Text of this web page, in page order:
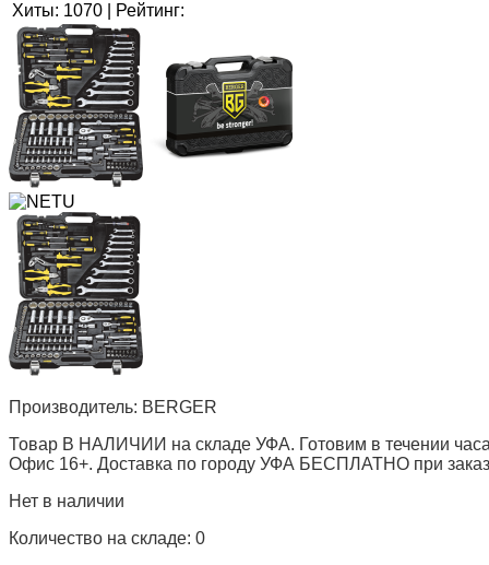
Хиты: 1070 Рейтинг:
Производитель: BERGER
Товар В НАЛИЧИИ на складе УФА. Готовим в течении
Офис 16+. Доставка по городу УФА БЕСПЛАТНО при
Нет в наличии
Количество на складе: 0